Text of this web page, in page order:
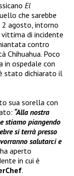
El
che sarebbe
agosto, intorno
di incidente
contro
Chihuahua. Poco
in ospedale con
stato dichiarato il
sua sorella con
“Alla nostra
stiamo piangendo
si terrà presso
salutarci e
aperto
in cui è
.